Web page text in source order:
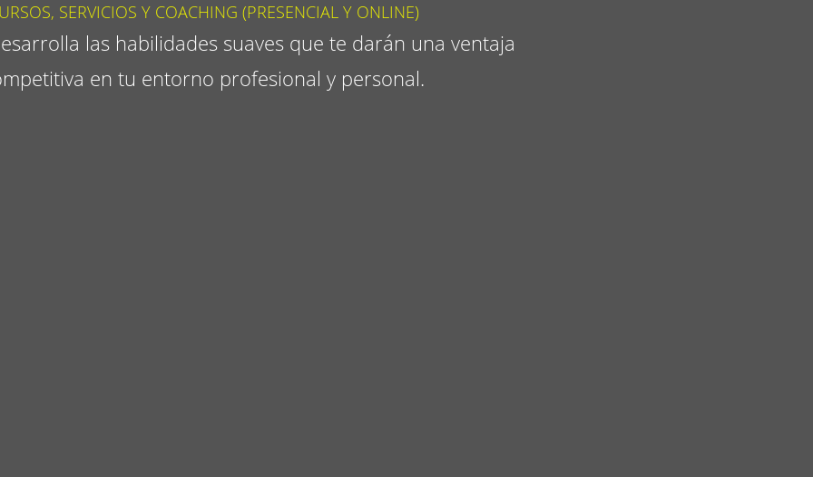
SERVICIOS Y COACHING (PRESENCIAL Y ONLINE)
las habilidades suaves que te darán una ventaja
en tu entorno profesional y personal.